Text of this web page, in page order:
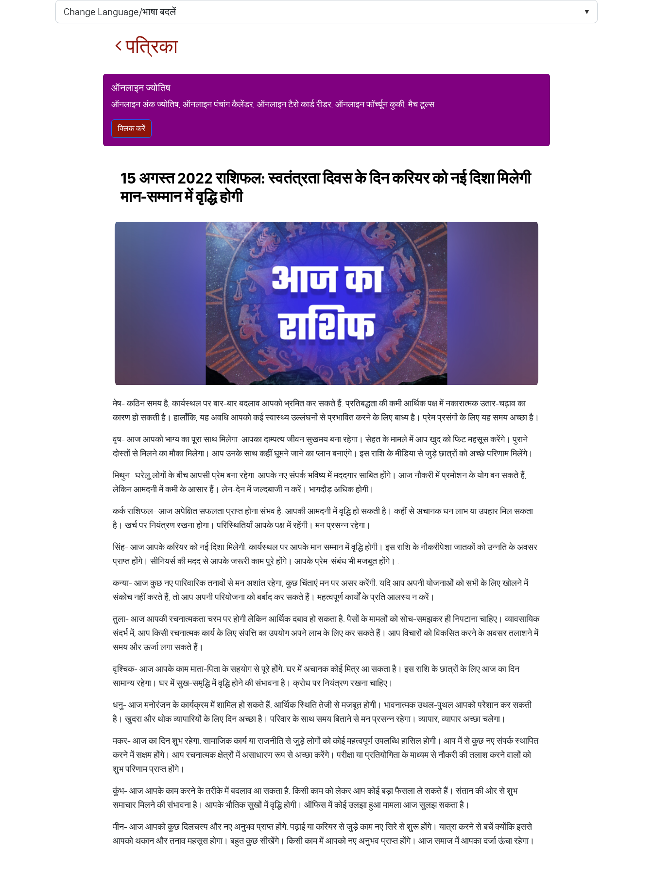
पत्रिका
ऑनलाइन ज्योतिष
ऑनलाइन अंक ज्योतिष, ऑनलाइन पंचांग कैलेंडर, ऑनलाइन टैरो कार्ड रीडर, ऑनलाइन फॉर्च्यून कुकी, मैच टूल्स
क्लिक करें
15 अगस्त 2022 राशिफल: स्वतंत्रता दिवस के दिन करियर को नई दिशा मिलेगी
मान-सम्मान में वृद्धि होगी
मेष- कठिन समय है, कार्यस्थल पर बार-बार बदलाव आपको भ्रमित कर सकते हैं. प्रतिबद्धता की कमी आर्थिक पक्ष में नकारात्मक उतार-चढ़ाव का
कारण हो सकती है। हालाँकि, यह अवधि आपको कई स्वास्थ्य उल्लंघनों से प्रभावित करने के लिए बाध्य है। प्रेम प्रसंगों के लिए यह समय अच्छा है।
वृष- आज आपको भाग्य का पूरा साथ मिलेगा. आपका दाम्पत्य जीवन सुखमय बना रहेगा। सेहत के मामले में आप खुद को फिट महसूस करेंगे। पुराने
दोस्तों से मिलने का मौका मिलेगा। आप उनके साथ कहीं घूमने जाने का प्लान बनाएंगे। इस राशि के मीडिया से जुड़े छात्रों को अच्छे परिणाम मिलेंगे।
मिथुन- घरेलू लोगों के बीच आपसी प्रेम बना रहेगा. आपके नए संपर्क भविष्य में मददगार साबित होंगे। आज नौकरी में प्रमोशन के योग बन सकते हैं,
लेकिन आमदनी में कमी के आसार हैं। लेन-देन में जल्दबाजी न करें। भागदौड़ अधिक होगी।
कर्क राशिफल- आज अपेक्षित सफलता प्राप्त होना संभव है. आपकी आमदनी में वृद्धि हो सकती है। कहीं से अचानक धन लाभ या उपहार मिल सकता
है। खर्च पर नियंत्रण रखना होगा। परिस्थितियाँ आपके पक्ष में रहेंगी। मन प्रसन्न रहेगा।
सिंह- आज आपके करियर को नई दिशा मिलेगी. कार्यस्थल पर आपके मान सम्मान में वृद्धि होगी। इस राशि के नौकरीपेशा जातकों को उन्नति के अवसर
प्राप्त होंगे। सीनियर्स की मदद से आपके जरूरी काम पूरे होंगे। आपके प्रेम-संबंध भी मजबूत होंगे। .
कन्या- आज कुछ नए पारिवारिक तनावों से मन अशांत रहेगा, कुछ चिंताएं मन पर असर करेंगी. यदि आप अपनी योजनाओं को सभी के लिए खोलने में
संकोच नहीं करते हैं, तो आप अपनी परियोजना को बर्बाद कर सकते हैं। महत्वपूर्ण कार्यों के प्रति आलस्य न करें।
तुला- आज आपकी रचनात्मकता चरम पर होगी लेकिन आर्थिक दबाव हो सकता है. पैसों के मामलों को सोच-समझकर ही निपटाना चाहिए। व्यावसायिक
संदर्भ में, आप किसी रचनात्मक कार्य के लिए संपत्ति का उपयोग अपने लाभ के लिए कर सकते हैं। आप विचारों को विकसित करने के अवसर तलाशने में
समय और ऊर्जा लगा सकते हैं।
वृश्चिक- आज आपके काम माता-पिता के सहयोग से पूरे होंगे. घर में अचानक कोई मित्र आ सकता है। इस राशि के छात्रों के लिए आज का दिन
सामान्य रहेगा। घर में सुख-समृद्धि में वृद्धि होने की संभावना है। क्रोध पर नियंत्रण रखना चाहिए।
धनु- आज मनोरंजन के कार्यक्रम में शामिल हो सकते हैं. आर्थिक स्थिति तेजी से मजबूत होगी। भावनात्मक उथल-पुथल आपको परेशान कर सकती
है। खुदरा और थोक व्यापारियों के लिए दिन अच्छा है। परिवार के साथ समय बिताने से मन प्रसन्न रहेगा। व्यापार, व्यापार अच्छा चलेगा।
मकर- आज का दिन शुभ रहेगा. सामाजिक कार्य या राजनीति से जुड़े लोगों को कोई महत्वपूर्ण उपलब्धि हासिल होगी। आप में से कुछ नए संपर्क स्थापित
करने में सक्षम होंगे। आप रचनात्मक क्षेत्रों में असाधारण रूप से अच्छा करेंगे। परीक्षा या प्रतियोगिता के माध्यम से नौकरी की तलाश करने वालों को
शुभ परिणाम प्राप्त होंगे।
कुंभ- आज आपके काम करने के तरीके में बदलाव आ सकता है. किसी काम को लेकर आप कोई बड़ा फैसला ले सकते हैं। संतान की ओर से शुभ
समाचार मिलने की संभावना है। आपके भौतिक सुखों में वृद्धि होगी। ऑफिस में कोई उलझा हुआ मामला आज सुलझ सकता है।
मीन- आज आपको कुछ दिलचस्प और नए अनुभव प्राप्त होंगे. पढ़ाई या करियर से जुड़े काम नए सिरे से शुरू होंगे। यात्रा करने से बचें क्योंकि इससे
आपको थकान और तनाव महसूस होगा। बहुत कुछ सीखेंगे। किसी काम में आपको नए अनुभव प्राप्त होंगे। आज समाज में आपका दर्जा ऊंचा रहेगा।